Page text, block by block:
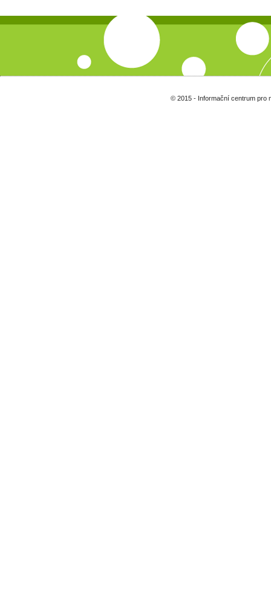
© 2015 - Informační centrum pro